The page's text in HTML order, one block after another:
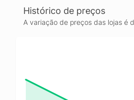
Histórico de preços
A variação de preços das lojas é